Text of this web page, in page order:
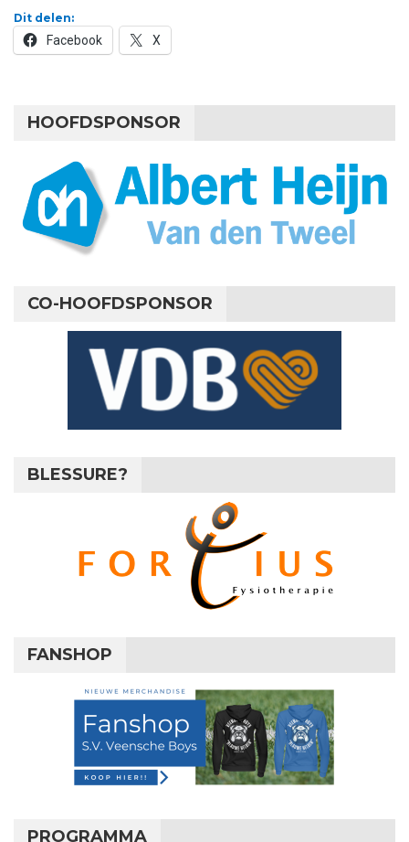
Dit delen:
Facebook X
HOOFDSPONSOR
CO-HOOFDSPONSOR
BLESSURE?
FANSHOP
PROGRAMMA